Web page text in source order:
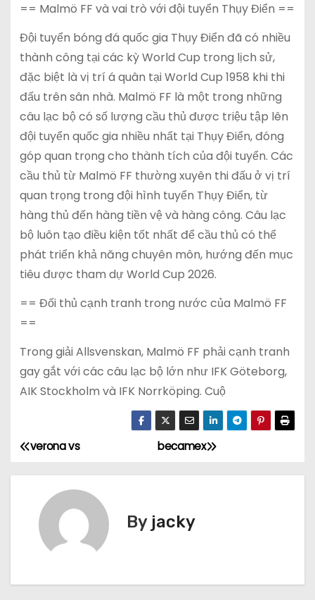
== Malmö FF và vai trò với đội tuyển Thụy Điển ==
Đội tuyển bóng đá quốc gia Thụy Điển đã có nhiều
thành công tại các kỳ World Cup trong lịch sử,
đặc biệt là vị trí á quân tại World Cup 1958 khi thi
đấu trên sân nhà. Malmö FF là một trong những
câu lạc bộ có số lượng cầu thủ được triệu tập lên
đội tuyển quốc gia nhiều nhất tại Thụy Điển, đóng
góp quan trọng cho thành tích của đội tuyển. Các
cầu thủ từ Malmö FF thường xuyên thi đấu ở vị trí
quan trọng trong đội hình tuyển Thụy Điển, từ
hàng thủ đến hàng tiền vệ và hàng công. Câu lạc
bộ luôn tạo điều kiện tốt nhất để cầu thủ có thể
phát triển khả năng chuyên môn, hướng đến mục
tiêu được tham dự World Cup 2026.
== Đối thủ cạnh tranh trong nước của Malmö FF
==
Trong giải Allsvenskan, Malmö FF phải cạnh tranh
gay gắt với các câu lạc bộ lớn như IFK Göteborg,
AIK Stockholm và IFK Norrköping. Cuộ
Đ
i
becamex
verona vs
By jacky